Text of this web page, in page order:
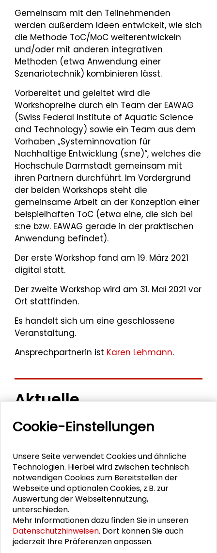
Gemeinsam mit den Teilnehmenden
werden außerdem Ideen entwickelt, wie sich
die Methode ToC/MoC weiterentwickeln
und/oder mit anderen integrativen
Methoden (etwa Anwendung einer
Szenariotechnik) kombinieren lässt.
Vorbereitet und geleitet wird die
Workshopreihe durch ein Team der EAWAG
(Swiss Federal Institute of Aquatic Science
and Technology) sowie ein Team aus dem
Vorhaben „Systeminnovation für
Nachhaltige Entwicklung (s:ne)“, welches die
Hochschule Darmstadt gemeinsam mit
ihren Partnern durchführt. Im Vordergrund
der beiden Workshops steht die
gemeinsame Arbeit an der Konzeption einer
beispielhaften ToC (etwa eine, die sich bei
s:ne bzw. EAWAG gerade in der praktischen
Anwendung befindet).
Der erste Workshop fand am 19. März 2021
digital statt.
Der zweite Workshop wird am 31. Mai 2021 vor
Ort stattfinden.
Es handelt sich um eine geschlossene
Veranstaltung.
Ansprechpartnerin ist Karen Lehmann.
Aktuelle
Veranstaltungen
"Demokratischer Wald"
Schlüsseltexte für die Wirtschaft von morgen
Zusammen mehr erreichen – Zukunftsbündnis im
Dialog
Schader-Festival 2026
Cookie-Einstellungen
Unsere Seite verwendet Cookies und ähnliche
Technologien. Hierbei wird zwischen technisch
notwendigen Cookies zum Bereitstellen der
Webseite und optionalen Cookies, z.B. zur
Auswertung der Webseitennutzung,
unterschieden.
Mehr Informationen dazu finden Sie in unseren
Datenschutzhinweisen. Dort können Sie auch
jederzeit Ihre Präferenzen anpassen.